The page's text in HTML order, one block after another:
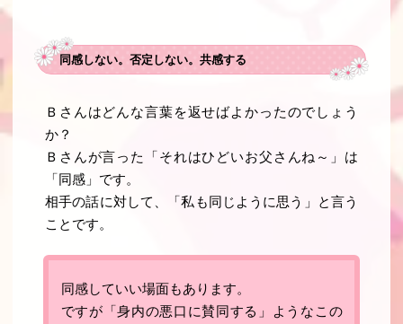
同感しない。否定しない。共感する
Ｂさんはどんな言葉を返せばよかったのでしょう
か？
Ｂさんが言った「それはひどいお父さんね～」は
「 同感 」です。
相手の話に対して、「私も同じように思う」と言う
ことです。
同感していい場面もあります。
ですが「身内の悪口に賛同する 」ようなこの